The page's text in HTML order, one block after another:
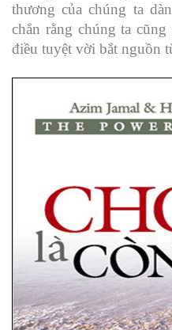
thương của chúng ta
chắn rằng chúng ta
điều tuyệt vời bắt nguồn